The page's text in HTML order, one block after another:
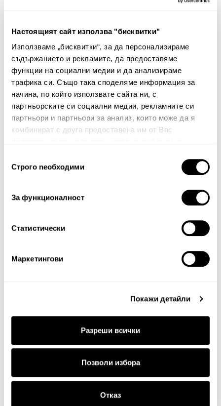
Настоящият сайт използва "бисквитки"
Използваме „бисквитки“, за да персонализираме
съдържанието и рекламите, да предоставяме
функции на социални медии и да анализираме
трафика си. Също така споделяме информация за
начина, по който използвате сайта ни, с
партньорските си социални медии, рекламните си
партньори и партньори за анализ, които може да я
комбинират с друга предоставена им от Вас
наСтрого nеобходими
За функционалност
Статистически
Маркетингови
Покажи детайли
Разреши всички
Позволи избора
Отказ
34.00€ 66.50лв.
23.80€ 46.55лв.
4.90€ 9.58лв.
Няма мнения за този продукт.
Споделете Вашето мнение
Име
Най-висока
Тест за сигурност